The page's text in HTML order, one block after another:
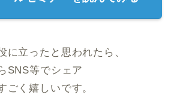
に立ったと思われたら、
SNS等でシェア
ごく嬉しいです。